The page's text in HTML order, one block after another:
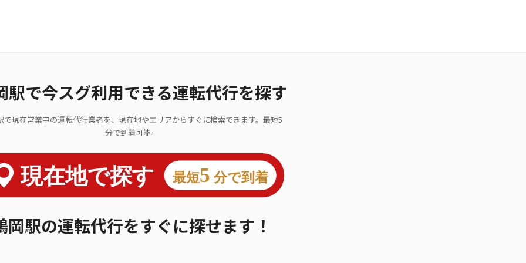
駅で今スグ利用できる運転代行を探す
で現在営業中の運転代行業者を、現在地やエリアからすぐに検索できます。最短5
分で到着可能。
岡駅の運転代行をすぐに探せます！